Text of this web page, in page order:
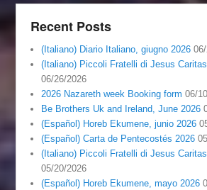
Recent Posts
(Italiano) Diario Italiano, giugno 2026
(Italiano) Piccoli Fratelli di Jesus
06/26/2026
2026 Nazareth week Booking form 06/
Be Brothers Uk and Ireland, June 2026
(Español) Horeb Ekumene, junio 2026
(Español) Carta de Pentecostés 2026
(Italiano) Piccoli Fratelli di Jesus
05/20/2026
(Español) Horeb Ekumene, mayo 2026